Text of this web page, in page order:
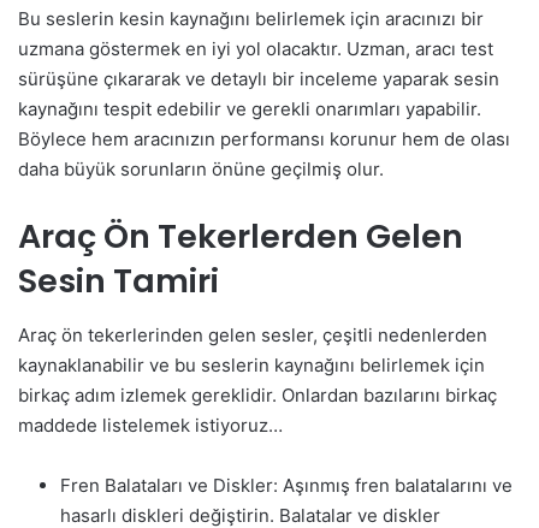
Bu seslerin kesin kaynağını belirlemek için aracınızı bir
uzmana göstermek en iyi yol olacaktır. Uzman, aracı test
sürüşüne çıkararak ve detaylı bir inceleme yaparak sesin
kaynağını tespit edebilir ve gerekli onarımları yapabilir.
Böylece hem aracınızın performansı korunur hem de olası
daha büyük sorunların önüne geçilmiş olur.
Araç Ön Tekerlerden Gelen
Sesin Tamiri
Araç ön tekerlerinden gelen sesler, çeşitli nedenlerden
kaynaklanabilir ve bu seslerin kaynağını belirlemek için
birkaç adım izlemek gereklidir. Onlardan bazılarını birkaç
maddede listelemek istiyoruz…
Fren Balataları ve Diskler: Aşınmış fren balatalarını ve
hasarlı diskleri değiştirin. Balatalar ve diskler